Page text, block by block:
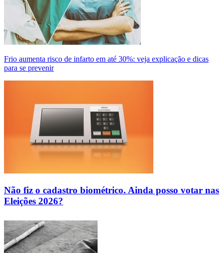
Frio aumenta risco de infarto em até 30%: veja explicação e dicas
para se prevenir
Não fiz o cadastro biométrico. Ainda posso votar nas
Eleições 2026?